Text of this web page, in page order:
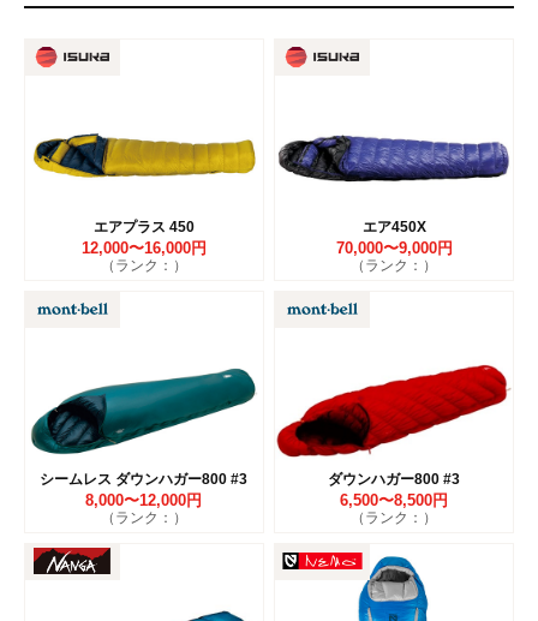
エアプラス 450
12,000〜16,000円
（ランク：）
エア450X
70,000〜9,000円
（ランク：）
シームレス ダウンハガー800 #3
8,000〜12,000円
（ランク：）
ダウンハガー800 #3
6,500〜8,500円
（ランク：）